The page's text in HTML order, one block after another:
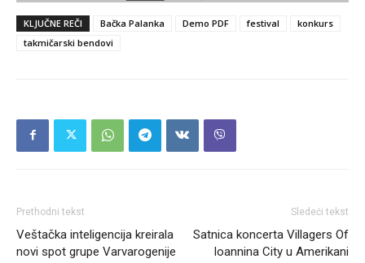
KLJUČNE REČI Bačka Palanka Demo PDF festival
konkurs
takmičarski bendovi
Prethodni tekst
Veštačka inteligencija kreirala
novi spot grupe Varvarogenije
Sledeći tekst
Satnica koncerta Villagers Of
Ioannina City u Amerikani